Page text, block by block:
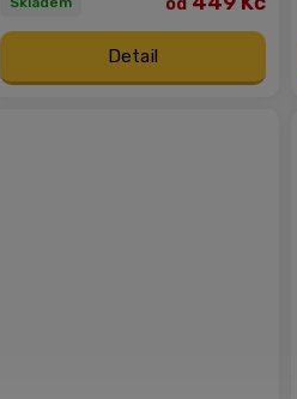
Detail